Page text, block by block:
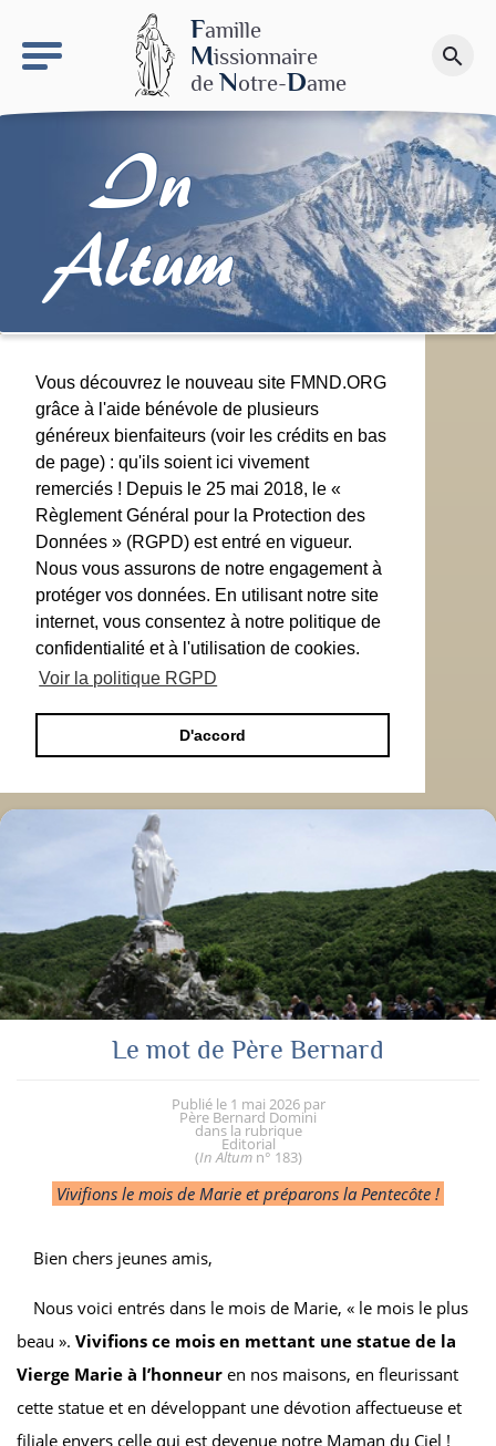
Famille
Missionnaire
de Notre-Dame
search
Faire un don
In
Altum
Vous découvrez le nouveau site FMND.ORG
grâce à l'aide bénévole de plusieurs
généreux bienfaiteurs (voir les crédits en bas
de page) : qu'ils soient ici vivement
remerciés ! Depuis le 25 mai 2018, le «
Règlement Général pour la Protection des
Données » (RGPD) est entré en vigueur.
Nous vous assurons de notre engagement à
protéger vos données. En utilisant notre site
internet, vous consentez à notre politique de
confidentialité et à l'utilisation de cookies.
Voir la politique RGPD
D'accord
Le mot de Père Bernard
Publié le 1 mai 2026 par
Père Bernard Domini
dans la rubrique
Editorial
(In Altumn° 183)
Vivifions le mois de Marie et préparons la Pentecôte !
Bien chers jeunes amis,
Nous voici entrés dans le mois de Marie, « le mois le plus
beau ». Vivifions ce mois en mettant une statue de la
Vierge Marie à l’honneur en nos maisons, en fleurissant
cette statue et en développant une dévotion affectueuse et
filiale envers celle qui est devenue notre Maman du Ciel !